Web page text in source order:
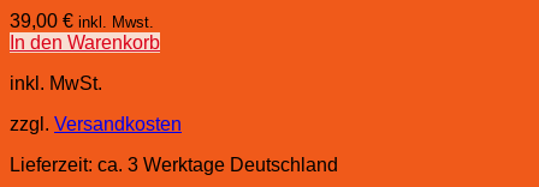
39,00 € inkl. Mwst.
In den Warenkorb
inkl. MwSt.
zzgl. Versandkosten
Lieferzeit: ca. 3 Werktage Deutschland